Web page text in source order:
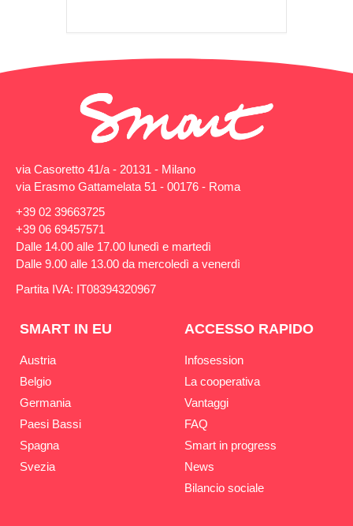
via Casoretto 41/a - 20131 - Milano
via Erasmo Gattamelata 51 - 00176 - Roma
+39 02 39663725
+39 06 69457571
Dalle 14.00 alle 17.00 lunedì e martedì
Dalle 9.00 alle 13.00 da mercoledì a venerdì
Partita IVA: IT08394320967
SMART IN EU
Austria
Belgio
Germania
Paesi Bassi
Spagna
Svezia
ACCESSO RAPIDO
Infosession
La cooperativa
Vantaggi
FAQ
Smart in progress
News
Bilancio sociale